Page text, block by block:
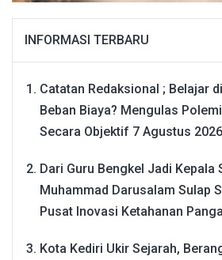
INFORMASI TERBARU
Catatan Redaksional ; Belajar
Beban Biaya? Mengulas
Secara Objektif 7 Agustus 2026
Dari Guru Bengkel Jadi Kepala
Muhammad Darusalam Sulap
Pusat Inovasi Ketahanan
Kota Kediri Ukir Sejarah,